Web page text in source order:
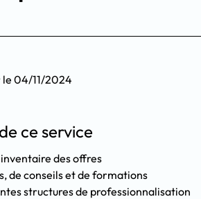
le 04/11/2024
ce service
des offres
de conseils et de formations
structures de professionnalisation